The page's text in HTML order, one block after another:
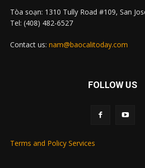
Tòa soạn: 1310 Tully Road #109, San
Tel: (408) 482-6527
Contact us: nam@baocalitoday.com
FOLLOW US
Terms and Policy Services